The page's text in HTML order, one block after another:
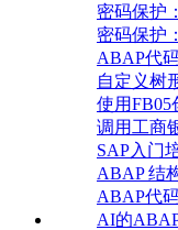
密码保护
密码保护
ABAP代
自定义树
使用FB05
调用工商
SAP入门
ABAP 结
ABAP代
AI的